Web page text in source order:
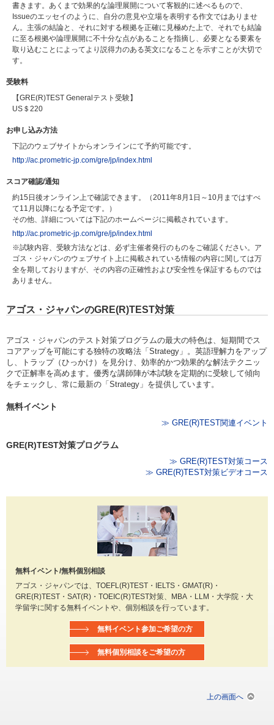
書きます。あくまで効果的な論理展開について客観的に述べるもので、
Issueのエッセイのように、自分の意見や立場を表明する作文ではありませ
ん。主張の結論と、それに対する根拠を正確に見極めた上で、それでも結論
に至る根拠や論理展開に不十分な点があることを指摘し、必要となる要素を
取り込むことによってより説得力のある英文になることを示すことが大切で
す。
受験料
【GRE(R)TEST Generalテスト受験】
US＄220
お申し込み方法
下記のウェブサイトからオンラインにて予約可能です。
http://ac.prometric-jp.com/gre/jp/index.html
スコア確認/通知
約15日後オンライン上で確認できます。（2011年8月1日～10月まではすべ
て11月以降になる予定です。）
その他、詳細については下記のホームページに掲載されています。
http://ac.prometric-jp.com/gre/jp/index.html
※試験内容、受験方法などは、必ず主催者発行のものをご確認ください。ア
ゴス・ジャパンのウェブサイト上に掲載されている情報の内容に関しては万
全を期しておりますが、その内容の正確性および安全性を保証するものでは
ありません。
アゴス・ジャパンのGRE(R)TEST対策
アゴス・ジャパンのテスト対策プログラムの最大の特色は、短期間でス
コアアップを可能にする独特の攻略法「Strategy」。英語理解力をアップ
し、トラップ（ひっかけ）を見分け、効率的かつ効果的な解法テクニッ
クで正解率を高めます。優秀な講師陣が本試験を定期的に受験して傾向
をチェックし、常に最新の「Strategy」を提供しています。
無料イベント
≫ GRE(R)TEST関連イベント
GRE(R)TEST対策プログラム
≫ GRE(R)TEST対策コース
≫ GRE(R)TEST対策ビデオコース
無料イベント/無料個別相談
アゴス・ジャパンでは、TOEFL(R)TEST・IELTS・GMAT(R)・
GRE(R)TEST・SAT(R)・TOEIC(R)TEST対策、MBA・LLM・大学院・大
学留学に関する無料イベントや、個別相談を行っています。
無料イベント参加ご希望の方
無料個別相談をご希望の方
上の画面へ